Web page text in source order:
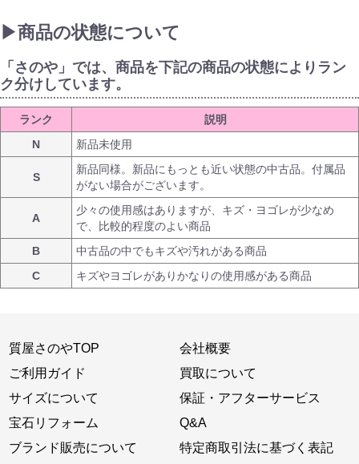
▶商品の状態について
「さのや」では、商品を下記の商品の状態によりラン
ク分けしています。
ランク
説明
N
新品未使用
S
新品同様。新品にもっとも近い状態の中古品。付属品
がない場合がございます。
A
少々の使用感はありますが、キズ・ヨゴレが少なめ
で、比較的程度のよい商品
B
中古品の中でもキズや汚れがある商品
C
キズやヨゴレがありかなりの使用感がある商品
質屋さのやTOP
ご利用ガイド
サイズについて
宝石リフォーム
ブランド販売について
会社概要
買取について
保証・アフターサービス
Q&A
特定商取引法に基づく表記